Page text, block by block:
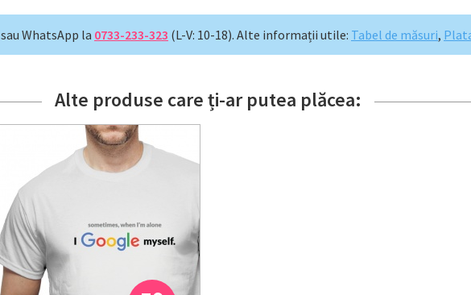
sau WhatsApp la 0733-233-323 (L-V: 10-18). Alte informații utile: Tabel de măsuri,
Alte produse care ți-ar putea plăcea: